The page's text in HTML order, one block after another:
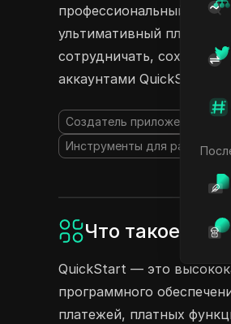
профессиональный для
ультимативный план для
сотрудничать, сохраняя
аккаунтами QuickStart
Создатель приложений на
Инструменты для
Что такое
QuickStart — это
программного
платежей, платных